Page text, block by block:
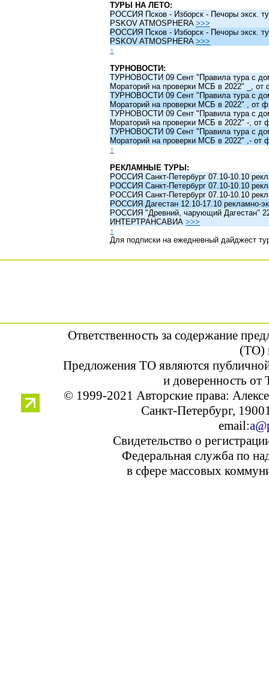
ТУРЫ НА ЛЕТО:
РОССИЯ Псков - Изборск - Печоры экск.
PSKOV ATMOSPHERA >>>
РОССИЯ Псков - Изборск - Печоры экск.
PSKOV ATMOSPHERA >>>
↑
ТУРНОВОСТИ:
ТУРНОВОСТИ 09 Сент "Правила тура с
Мораторий на проверки МСБ в 2022" _,
ТУРНОВОСТИ 09 Сент "Правила тура с
Мораторий на проверки МСБ в 2022" ,
ТУРНОВОСТИ 09 Сент "Правила тура с
Мораторий на проверки МСБ в 2022" -,
ТУРНОВОСТИ 09 Сент "Правила тура с
Мораторий на проверки МСБ в 2022" ,-
↑
РЕКЛАМНЫЕ ТУРЫ:
РОССИЯ Санкт-Петербург 07.10-10.10
РОССИЯ Санкт-Петербург 07.10-10.10
РОССИЯ Санкт-Петербург 07.10-10.10
РОССИЯ Дагестан 12.10-17.10 рекламно-
РОССИЯ "Древний, чарующий Дагестан"
ИНТЕРТРАНСАВИА >>>
↑
Для подписки на ежедневный дайджест
Ответственность за содержание
(ТО)
Предложения ТО являются
и доверенность от
© 1999-2021 Авторские права:
Санкт-Петербург,
email:
Свидетельство о
Федеральная служба по
в сфере массовых